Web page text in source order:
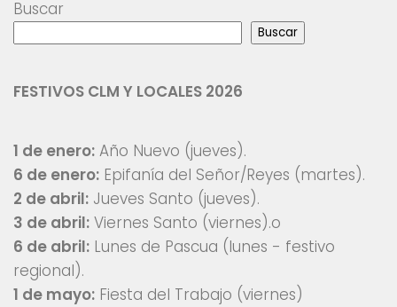
Buscar
Buscar
FESTIVOS CLM Y LOCALES 2026
1 de enero: Año Nuevo (jueves).
6 de enero: Epifanía del Señor/Reyes (martes).
2 de abril: Jueves Santo (jueves).
3 de abril: Viernes Santo (viernes).o
6 de abril: Lunes de Pascua (lunes - festivo
regional).
1 de mayo: Fiesta del Trabajo (viernes)